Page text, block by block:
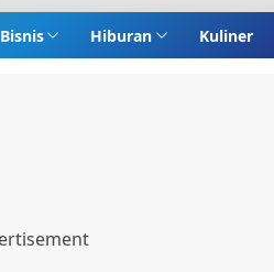
Bisnis Hiburan Kuliner